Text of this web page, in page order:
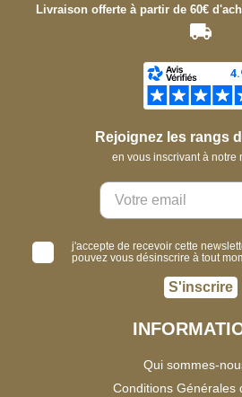
Livraison offerte à partir de 60€
Rejoignez les rangs
en vous inscrivant à notre
j'accepte de recevoir cette
pouvez vous désinscrire à tout
S'inscrire
Qui sommes-
Conditions Générales